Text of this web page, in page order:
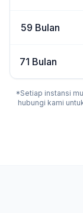
59 Bulan
71 Bulan
*Setiap instansi
hubungi kami